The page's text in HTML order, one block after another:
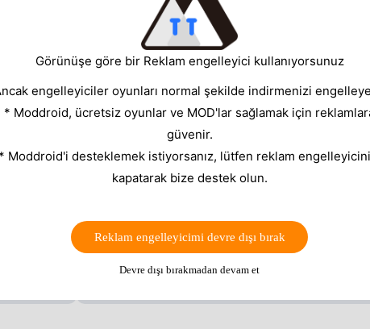
Görünüşe göre bir Reklam engelleyici kullanıyorsunuz
engelleyiciler oyunları normal şekilde indirmenizi
* Moddroid, ücretsiz oyunlar ve MOD'lar sağlamak için
güvenir.
* Moddroid'i desteklemek istiyorsanız, lütfen reklam
kapatarak bize destek olun.
Reklam engelleyicimi devre dışı bırak
Devre dışı bırakmadan devam et